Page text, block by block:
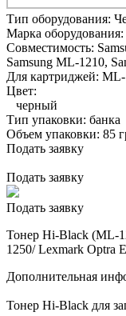
Тип оборудования:
Марка оборудования:
Совместимость:
Samsung ML-1210,
Для картриджей: ML-
Цвет:
черный
Тип упаковки: банка
Объем упаковки: 85
Подать заявку
Подать заявку
Подать заявку
Тонер Hi-Black (ML-
1250/ Lexmark Optra
Дополнительная
Тонер Hi-Black для